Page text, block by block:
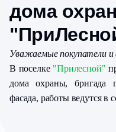
дома
Уважаемые покупатели и
В поселке "Прилесной"
дома охраны, бригада
фасада, работы ведутся в